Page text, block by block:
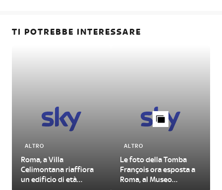
TI POTREBBE INTERESSARE
ALTRO
Roma, a Villa
Celimontana riaffiora
un edificio di età
ALTRO
Le foto della Tomba
François ora esposta a
Roma, al Museo